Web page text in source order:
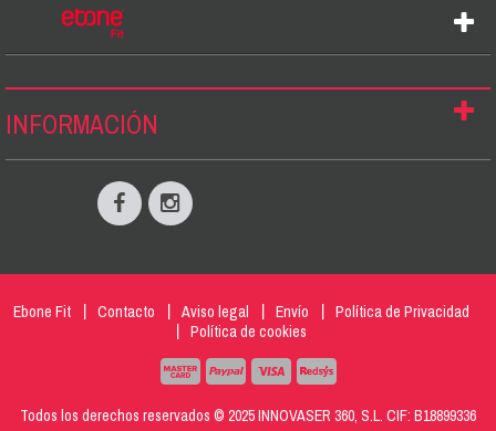
INFORMACIÓN
Ebone Fit Contacto Aviso legal Envío
Política de Privacidad
Política de cookies
Todos los derechos reservados © 2025 INNOVASER 360, S.L. CIF: B18899336